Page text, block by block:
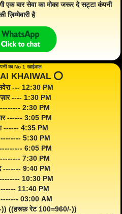
एक बार सेवा का मोका जरूर दे सट्टा कंपनी
ज़िम्मेवारी है
का No 1 खाईवाल
KHAIWAL ⭕️
--- 12:30 PM
---- 1:30 PM
-------- 2:30 PM
------ 3:05 PM
------ 4:35 PM
5:30 PM
--------- 6:05 PM
-------- 7:30 PM
------- 9:40 PM
-------- 10:30 PM
11:40 PM
03:00 AM
)) ((हरूफ़ रेट 100=960/-))